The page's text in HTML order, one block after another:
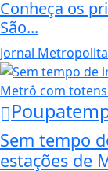
Conheça os
São...
Jornal
Sem tempo
estações de